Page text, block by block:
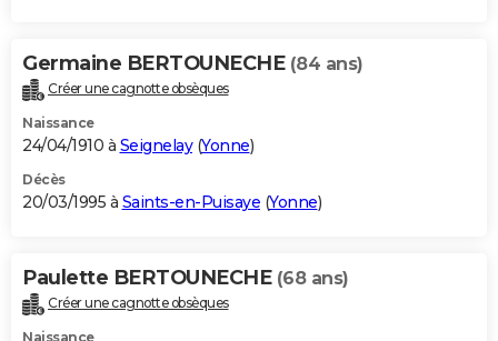
Germaine BERTOUNECHE (84 ans)
Créer une cagnotte obsèques
Naissance
24/04/1910 à Seignelay(Yonne)
Décès
20/03/1995 à Saints-en-Puisaye (Yonne)
Paulette BERTOUNECHE (68 ans)
Créer une cagnotte obsèques
Naissance